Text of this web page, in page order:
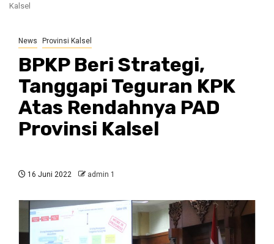
Kalsel
News Provinsi Kalsel
BPKP Beri Strategi,
Tanggapi Teguran KPK
Atas Rendahnya PAD
Provinsi Kalsel
16 Juni 2022 admin 1